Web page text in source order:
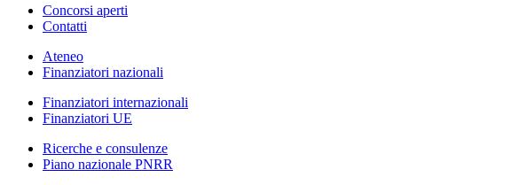
Concorsi aperti
Contatti
Ateneo
Finanziatori nazionali
Finanziatori internazionali
Finanziatori UE
Ricerche e consulenze
Piano nazionale PNRR